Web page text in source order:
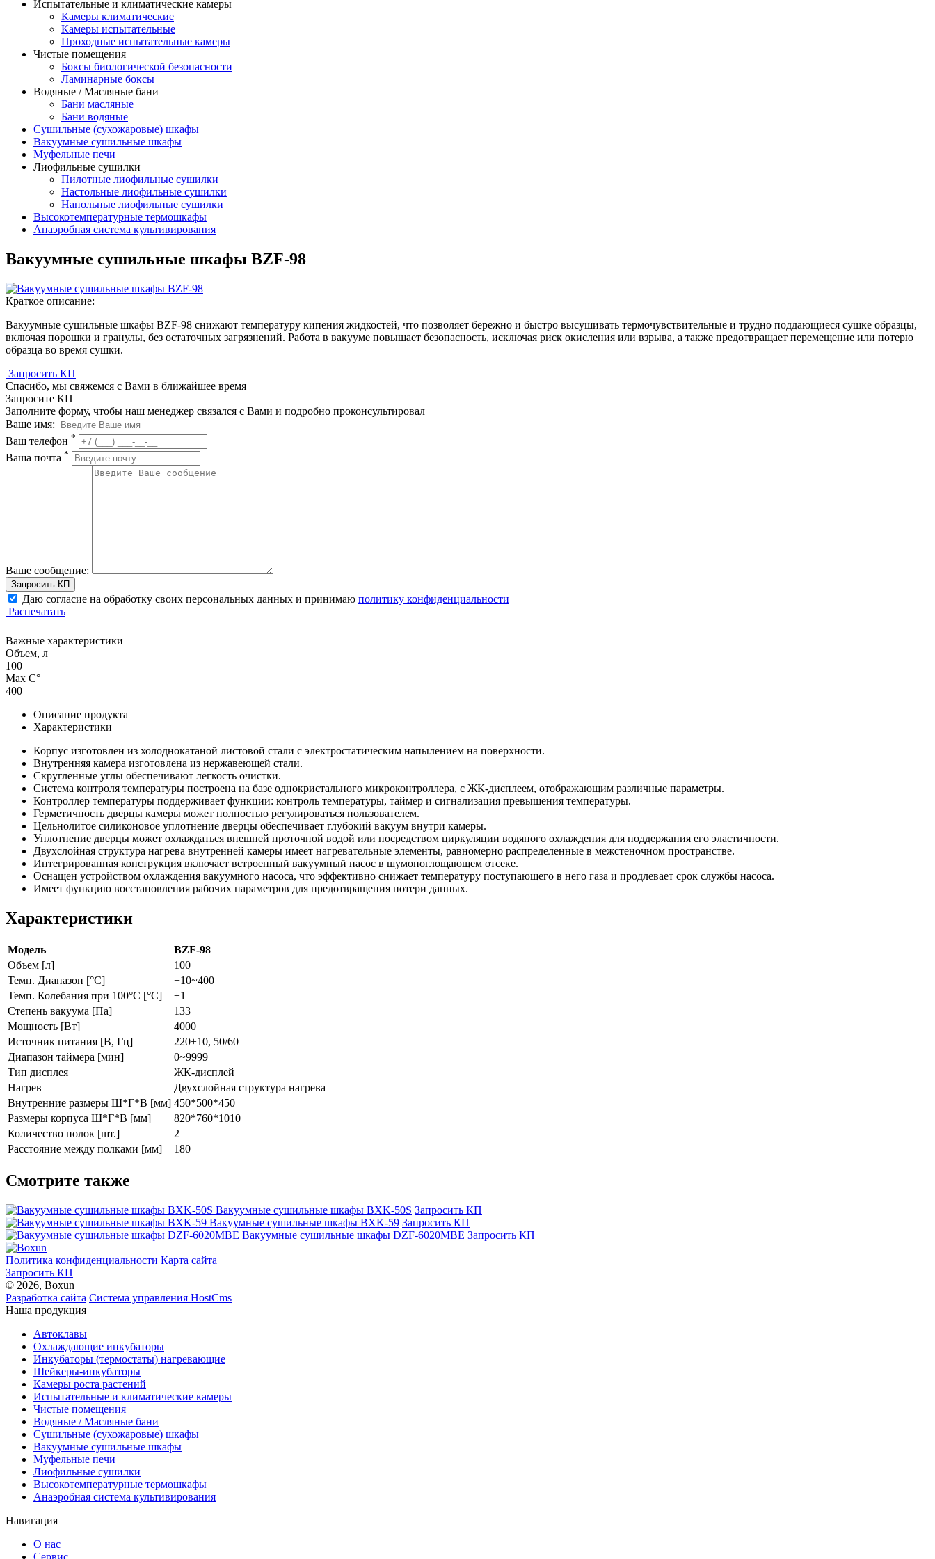
Испытательные и климатические камеры
Камеры климатические
Камеры испытательные
Проходные испытательные камеры
Чистые помещения
Боксы биологической безопасности
Ламинарные боксы
Водяные / Масляные бани
Бани масляные
Бани водяные
Сушильные (сухожаровые) шкафы
Вакуумные сушильные шкафы
Муфельные печи
Лиофильные сушилки
Пилотные лиофильные сушилки
Настольные лиофильные сушилки
Напольные лиофильные сушилки
Высокотемпературные термошкафы
Анаэробная система культивирования
Вакуумные сушильные шкафы BZF-98
Краткое описание:
Вакуумные сушильные шкафы BZF-98 снижают температуру кипения жидкостей, что позволяет бережно и быстро высушивать термочувствительные и трудно поддающиеся сушке образцы,
включая порошки и гранулы, без остаточных загрязнений. Работа в вакууме повышает безопасность, исключая риск окисления или взрыва, а также предотвращает перемещение или потерю
образца во время сушки.
Запросить КП
Спасибо, мы свяжемся с Вами в ближайшее время
Запросите КП
Заполните форму, чтобы наш менеджер связался с Вами и подробно проконсультировал
Ваше имя:
Ваш телефон *
Ваша почта *
Ваше сообщение:
Запросить КП
Даю согласие на обработку своих персональных данных и принимаю политику конфиденциальности
Распечатать
Важные характеристики
Объем, л
100
Max С°
400
Описание продукта
Характеристики
Корпус изготовлен из холоднокатаной листовой стали с электростатическим напылением на поверхности.
Внутренняя камера изготовлена из нержавеющей стали.
Скругленные углы обеспечивают легкость очистки.
Система контроля температуры построена на базе однокристального микроконтроллера, с ЖК-дисплеем, отображающим различные параметры.
Контроллер температуры поддерживает функции: контроль температуры, таймер и сигнализация превышения температуры.
Герметичность дверцы камеры может полностью регулироваться пользователем.
Цельнолитое силиконовое уплотнение дверцы обеспечивает глубокий вакуум внутри камеры.
Уплотнение дверцы может охлаждаться внешней проточной водой или посредством циркуляции водяного охлаждения для поддержания его эластичности.
Двухслойная структура нагрева внутренней камеры имеет нагревательные элементы, равномерно распределенные в межстеночном пространстве.
Интегрированная конструкция включает встроенный вакуумный насос в шумопоглощающем отсеке.
Оснащен устройством охлаждения вакуумного насоса, что эффективно снижает температуру поступающего в него газа и продлевает срок службы насоса.
Имеет функцию восстановления рабочих параметров для предотвращения потери данных.
Характеристики
Модель
BZF-98
Объем [л]
100
Темп. Диапазон [°С]
+10~400
Темп. Колебания при 100°C [°C]
±1
Степень вакуума [Па]
133
Мощность [Вт]
4000
Источник питания [В, Гц]
220±10, 50/60
Диапазон таймера [мин]
0~9999
Тип дисплея
ЖК-дисплей
Нагрев
Двухслойная структура нагрева
Внутренние размеры Ш*Г*В [мм] 450*500*450
Размеры корпуса Ш*Г*В [мм]
820*760*1010
Количество полок [шт.]
2
Расстояние между полками [мм]
180
Смотрите также
Вакуумные сушильные шкафы BXK-50S Запросить КП
Вакуумные сушильные шкафы BXK-59 Запросить КП
Вакуумные сушильные шкафы DZF-6020MBE Запросить КП
Политика конфиденциальности Карта сайта
Запросить КП
© 2026, Boxun
Разработка сайта Система управления HostCms
Наша продукция
Автоклавы
Охлаждающие инкубаторы
Инкубаторы (термостаты) нагревающие
Шейкеры-инкубаторы
Камеры роста растений
Испытательные и климатические камеры
Чистые помещения
Водяные / Масляные бани
Сушильные (сухожаровые) шкафы
Вакуумные сушильные шкафы
Муфельные печи
Лиофильные сушилки
Высокотемпературные термошкафы
Анаэробная система культивирования
Навигация
О нас
Сервис